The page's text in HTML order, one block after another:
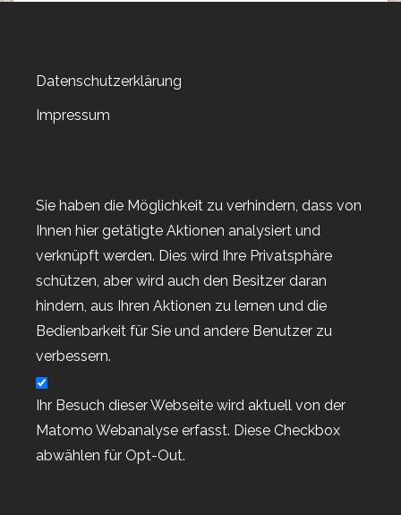
Video-Anleitung
Weihnachstmarkt 2018
Weltkartenbasteltag 2020
Weltkartenbasteltag 2021
Weltkartenbasteltag 2022
Wert-Gutscheine
Workshop
Workshop-Goodies
Workshop-Termine
Workshop-Termine 2022
Workshop-Termine 2024
Wunderbare Weihnachtszeit ab 01.11.19
Datenschutzerklärung
Impressum
Sie haben die Möglichkeit zu verhindern, dass von
Ihnen hier getätigte Aktionen analysiert und
verknüpft werden. Dies wird Ihre Privatsphäre
schützen, aber wird auch den Besitzer daran
hindern, aus Ihren Aktionen zu lernen und die
Bedienbarkeit für Sie und andere Benutzer zu
verbessern.
Ihr Besuch dieser Webseite wird aktuell von der
Matomo Webanalyse erfasst. Diese Checkbox
abwählen für Opt-Out.